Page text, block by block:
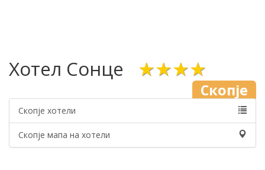
Хотел Сонце ★★★★
Скопје
Скопје хотели
Скопје мапа на хотели